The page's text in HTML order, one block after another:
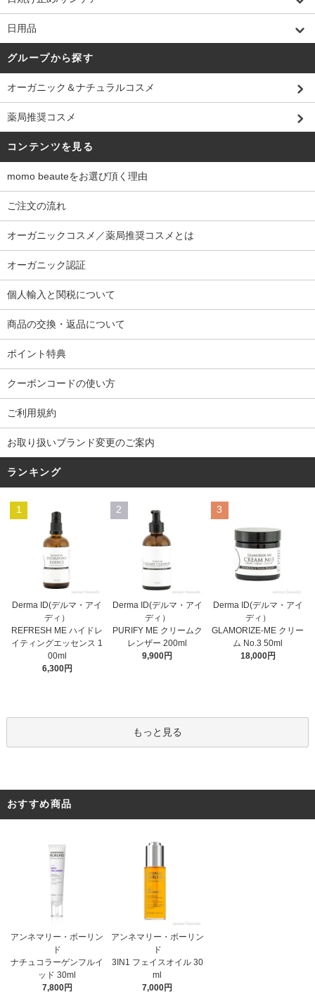
日用品
グループから探す
オーガニック＆ナチュラルコスメ
薬局推奨コスメ
コンテンツを見る
momo beauteをお選び頂く理由
ご注文の流れ
オーガニックコスメ／薬局推奨コスメとは
オーガニック認証
個人輸入と関税について
商品の交換・返品について
ポイント特典
クーポンコードの使い方
ご利用規約
お取り扱いブランド変更のご案内
ランキング
1
Derma ID(デルマ・アイ
ディ）
REFRESH ME ハイドレ
イティングエッセンス 1
00ml
6,300円
2
Derma ID(デルマ・アイ
ディ）
PURIFY ME クリームク
レンザー 200ml
9,900円
3
Derma ID(デルマ・アイ
ディ）
GLAMORIZE-ME クリー
ム No.3 50ml
18,000円
もっと見る
おすすめ商品
アンネマリー・ボーリン
ド
ナチュコラーゲンフルイ
ッド 30ml
7,800円
アンネマリー・ボーリン
ド
3IN1 フェイスオイル 30
ml
7,000円